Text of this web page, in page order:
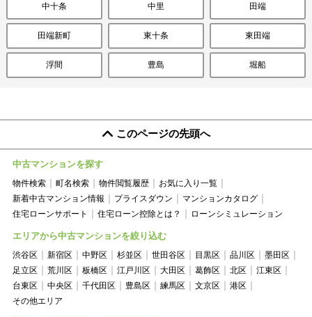
中十条 中里 田端
田端新町 東十条 東田端
浮間 豊島 堀船
このページの先頭へ
中古マンションを探す
物件検索 町名検索 物件閲覧履歴
お気に入り一覧
新着中古マンション情報
プライスダウン
マンションカタログ
住宅ローンサポート
住宅ローン控除とは？ ローンシミュレーション
エリアから中古マンションを絞り込む
渋谷区 新宿区 中野区 杉並区 世田谷区 目黒区 品川区
墨田区
足立区
荒川区 板橋区 江戸川区 大田区 葛飾区 北区
江東区
台東区
中央区 千代田区 豊島区 練馬区 文京区
港区
その他エリア